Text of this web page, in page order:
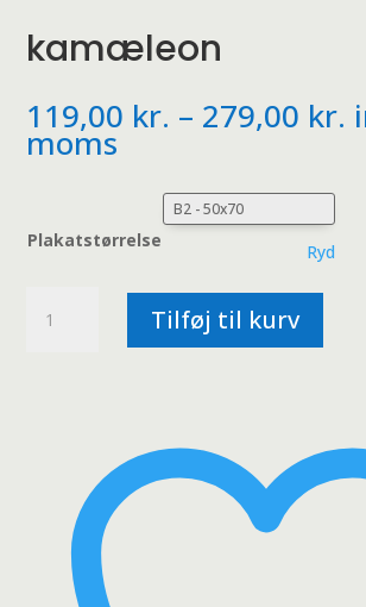
kamæleon
119,00 kr. – 279,00 kr.
moms
Plakatstørrelse
Ryd
antal
Tilføj til kurv